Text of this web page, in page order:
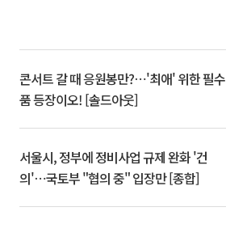
콘서트 갈 때 응원봉만?⋯'최애' 위한 필수
품 등장이오! [솔드아웃]
서울시, 정부에 정비사업 규제 완화 '건
의'⋯국토부 "협의 중" 입장만 [종합]